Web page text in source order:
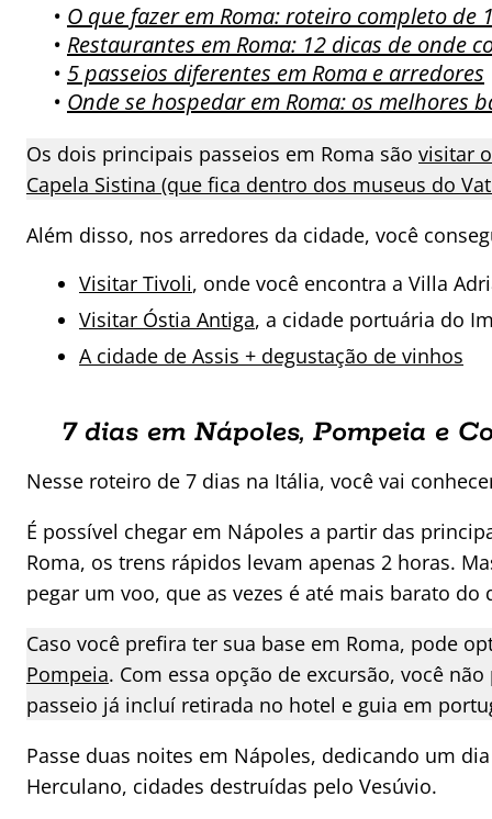
• O que fazer em Roma: roteiro completo de
• Restaurantes em Roma: 12 dicas de onde
• 5 passeios diferentes em Roma e arredores
• Onde se hospedar em Roma: os melhores
Os dois principais passeios em Roma são visitar
Capela Sistina (que fica dentro dos museus do
Além disso, nos arredores da cidade, você
Visitar Tivoli, onde você encontra a Villa
Visitar Óstia Antiga, a cidade portuária do
A cidade de Assis + degustação de vinhos
7 dias em Nápoles, Pompeia e
Nesse roteiro de 7 dias na Itália, você vai
É possível chegar em Nápoles a partir das
Roma, os trens rápidos levam apenas 2 horas.
pegar um voo, que as vezes é até mais barato do
Caso você prefira ter sua base em Roma, pode
Pompeia. Com essa opção de excursão, você
passeio já incluí retirada no hotel e guia em
Passe duas noites em Nápoles, dedicando um
Herculano, cidades destruídas pelo Vesúvio.